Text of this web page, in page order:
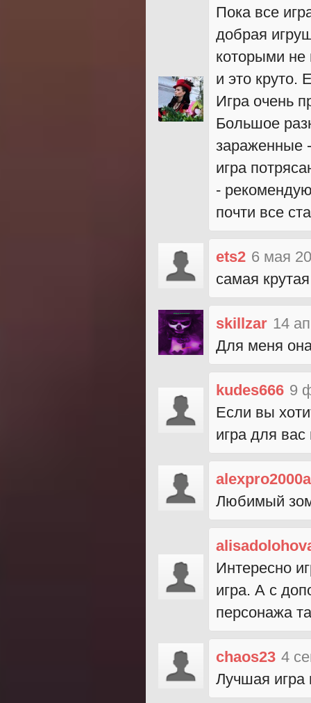
Пока все
добрая
которыми
и это круто.
Игра очень
Большое
зараженные
игра
-
почти все
ets2 6 мая
самая
skillzar 14
Для меня
kudes666 9
Если вы
игра для
alexpro2000a
Любимый
Интересно
игра. А с
персонажа
chaos23 4
Лучшая игра